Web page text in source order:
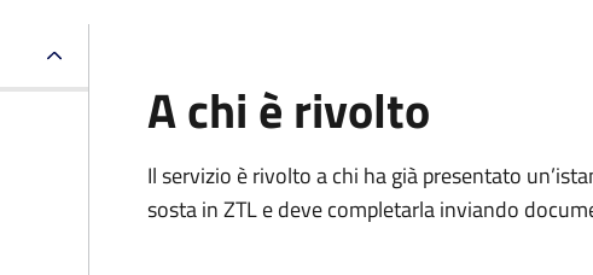
A chi è rivolto
Il servizio è rivolto a chi ha già presentato
sosta in ZTL e deve completarla inviando